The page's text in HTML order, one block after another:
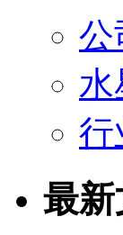
公
水
行
最